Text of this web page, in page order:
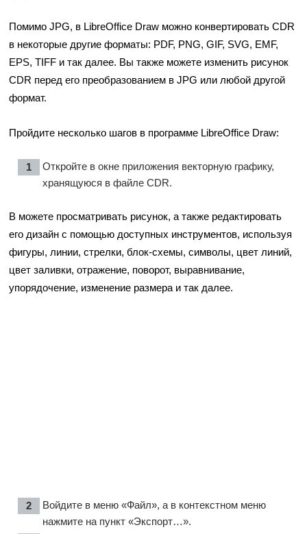
Помимо JPG, в LibreOffice Draw можно конвертировать CDR
в некоторые другие форматы: PDF, PNG, GIF, SVG, EMF,
EPS, TIFF и так далее. Вы также можете изменить рисунок
CDR перед его преобразованием в JPG или любой другой
формат.
Пройдите несколько шагов в программе LibreOffice Draw:
Откройте в окне приложения векторную графику,
хранящуюся в файле CDR.
В можете просматривать рисунок, а также редактировать
его дизайн с помощью доступных инструментов, используя
фигуры, линии, стрелки, блок-схемы, символы, цвет линий,
цвет заливки, отражение, поворот, выравнивание,
упорядочение, изменение размера и так далее.
Войдите в меню «Файл», а в контекстном меню
нажмите на пункт «Экспорт…».